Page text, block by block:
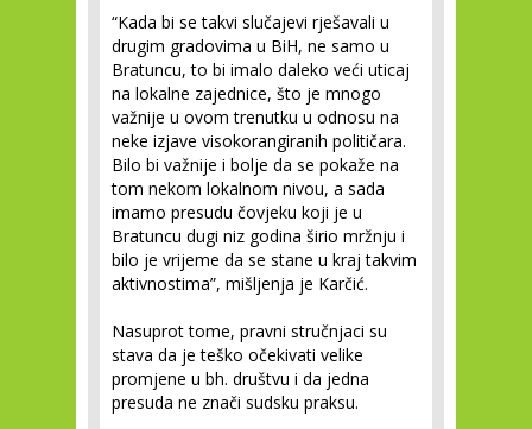
“Kada bi se takvi slučajevi rješavali u
drugim gradovima u BiH, ne samo u
Bratuncu, to bi imalo daleko veći uticaj
na lokalne zajednice, što je mnogo
važnije u ovom trenutku u odnosu na
neke izjave visokorangiranih političara.
Bilo bi važnije i bolje da se pokaže na
tom nekom lokalnom nivou, a sada
imamo presudu čovjeku koji je u
Bratuncu dugi niz godina širio mržnju i
bilo je vrijeme da se stane u kraj takvim
aktivnostima”, mišljenja je Karčić.
Nasuprot tome, pravni stručnjaci su
stava da je teško očekivati velike
promjene u bh. društvu i da jedna
presuda ne znači sudsku praksu.